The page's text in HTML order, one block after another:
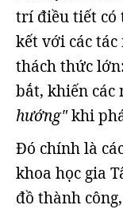
trí điều tiết có
kết với các
thách thức
bắt, khiến các
hướng"khi
Đó chính là
khoa học gia
đồ thành